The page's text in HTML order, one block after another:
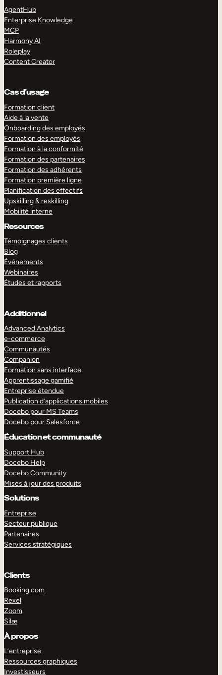
AgentHub
Enterprise Knowledge
MCP
Harmony AI
Roleplay
Content Creator
Cas d’usage
Formation client
Aide à la vente
Onboarding des employés
Formation des employés
Formation à la conformité
Formation des partenaires
Formation des adhérents
Formation première ligne
Planification des effectifs
Upskilling & reskilling
Mobilité interne
Resources
Témoignages clients
Blog
Événements
Webinaires
Études et rapports
Additionnel
Advanced Analytics
e-commerce
Communautés
Companion
Formation sans interface
Apprentissage gamifié
Entreprise étendue
Publication d’applications mobiles
Docebo pour MS Teams
Docebo pour Salesforce
Éducation et communauté
Support Hub
Docebo Help
Docebo Community
Mises à jour des produits
Solutions
Entreprise
Secteur publique
Partenaires
Services stratégiques
Clients
Booking.com
Rexel
Zoom
Silæ
À propos
L’entreprise
Ressources graphiques
Investisseurs